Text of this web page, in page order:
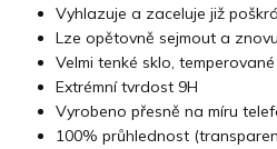
Vyhlazuje a zaceluje již
Lze opětovně sejmout a
Velmi tenké sklo,
Extrémní tvrdost 9H
Vyrobeno přesně na míru
100% průhlednost